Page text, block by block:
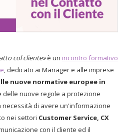
col cliente»è un incontro formativo
, dedicato ai Manager e alle imprese
nuove normative europee in
delle nuove regole a protezione
necessità di avere un'informazione
nei settori Customer Service, CX
con il cliente ed il